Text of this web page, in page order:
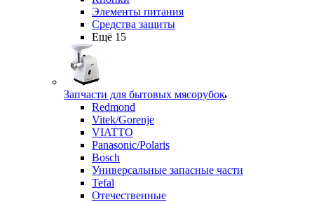
Элементы питания
Средства защиты
Ещё 15
Запчасти для бытовых мясорубок
Redmond
Vitek/Gorenje
VIATTO
Panasonic/Polaris
Bosch
Универсальные запасные части
Tefal
Отечественные